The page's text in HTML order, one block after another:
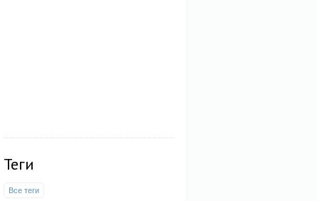
Теги
Все теги